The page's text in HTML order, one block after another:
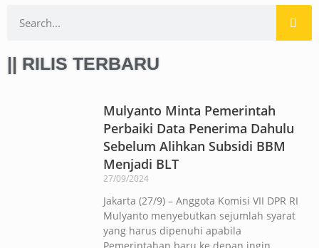
|| RILIS TERBARU
Mulyanto Minta Pemerintah
Perbaiki Data Penerima Dahulu
Sebelum Alihkan Subsidi BBM
Menjadi BLT
27/09/2024
Jakarta (27/9) – Anggota Komisi VII DPR RI
Mulyanto menyebutkan sejumlah syarat
yang harus dipenuhi apabila